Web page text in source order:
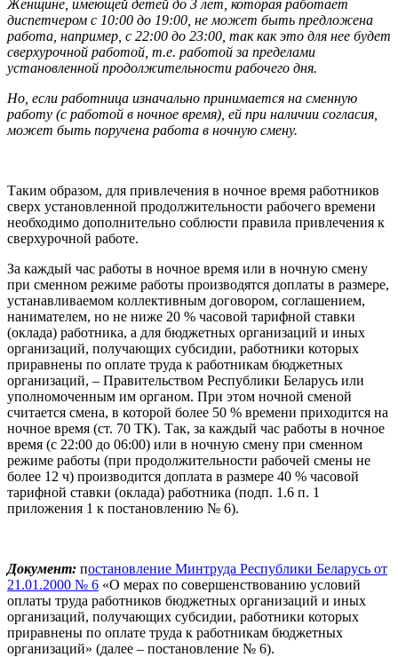
Женщине, имеющей детей до 3 лет, которая работает
диспетчером с 10:00 до 19:00, не может быть предложена
работа, например, с 22:00 до 23:00, так как это для нее будет
сверхурочной работой, т.е. работой за пределами
установленной продолжительности рабочего дня.
Но, если работница изначально принимается на сменную
работу (с работой в ночное время), ей при наличии согласия,
может быть поручена работа в ночную смену.
Таким образом, для привлечения в ночное время работников
сверх установленной продолжительности рабочего времени
необходимо дополнительно соблюсти правила привлечения к
сверхурочной работе.
За каждый час работы в ночное время или в ночную смену
при сменном режиме работы производятся доплаты в размере,
устанавливаемом коллективным договором, соглашением,
нанимателем, но не ниже 20 % часовой тарифной ставки
(оклада) работника, а для бюджетных организаций и иных
организаций, получающих субсидии, работники которых
приравнены по оплате труда к работникам бюджетных
организаций, – Правительством Республики Беларусь или
уполномоченным им органом. При этом ночной сменой
считается смена, в которой более 50 % времени приходится на
ночное время (ст. 70 ТК). Так, за каждый час работы в ночное
время (с 22:00 до 06:00) или в ночную смену при сменном
режиме работы (при продолжительности рабочей смены не
более 12 ч) производится доплата в размере 40 % часовой
тарифной ставки (оклада) работника (подп. 1.6 п. 1
приложения 1 к постановлению № 6).
Документ: постановление Минтруда Республики Беларусь от
21.01.2000 № 6 «О мерах по совершенствованию условий
оплаты труда работников бюджетных организаций и иных
организаций, получающих субсидии, работники которых
приравнены по оплате труда к работникам бюджетных
организаций» (далее – постановление № 6).